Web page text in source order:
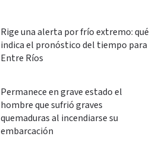
Rige una alerta por frío extremo: qué
indica el pronóstico del tiempo para
Entre Ríos
Permanece en grave estado el
hombre que sufrió graves
quemaduras al incendiarse su
embarcación